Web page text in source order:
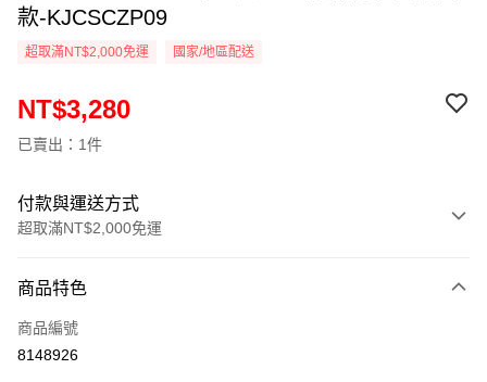
款-KJCSCZP09
超取滿NT$2,000免運 國家/地區配送
NT$3,280
已賣出：1件
付款與運送方式
超取滿NT$2,000免運
信用卡一次付款
信用卡分期付款
商品特色
商品編號
8148926